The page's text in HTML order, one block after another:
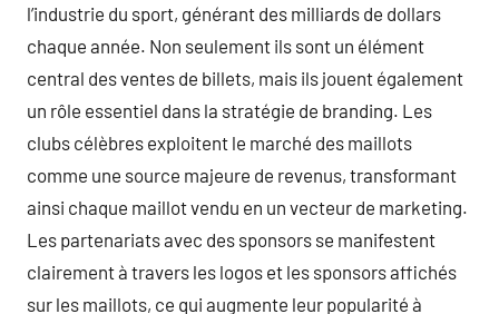
l’industrie du sport, générant des milliards de dollars
chaque année. Non seulement ils sont un élément
central des ventes de billets, mais ils jouent également
un rôle essentiel dans la stratégie de branding. Les
clubs célèbres exploitent le marché des maillots
comme une source majeure de revenus, transformant
ainsi chaque maillot vendu en un vecteur de marketing.
Les partenariats avec des sponsors se manifestent
clairement à travers les logos et les sponsors affichés
sur les maillots, ce qui augmente leur popularité à